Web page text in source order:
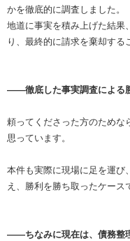
かを徹底的に調査しました。
地道に事実を積み上げた結果
り、最終的に請求を棄却する
――徹底した事実調査による
頼ってくださった方のためな
思っています。
本件も実際に現場に足を運び
え、勝利を勝ち取ったケース
――ちなみに現在は、債務整